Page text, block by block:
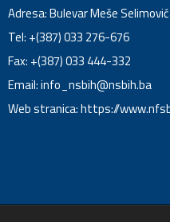
Adresa: Bulevar Meše
Tel: +(387) 033 276-676
Fax: +(387) 033 444-332
Email:info_nsbih@nsbih.ba
Web stranica: https://